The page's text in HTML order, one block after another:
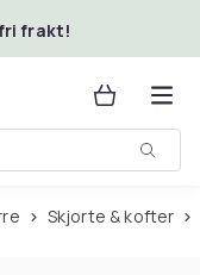
frakt!
Skjorte & kofter